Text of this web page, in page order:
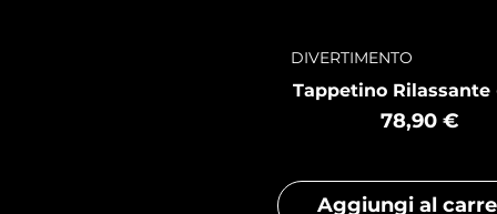
DIVERTIMENTO
Tappetino Rilassante
Prezzo
78,90 €
Aggiungi al